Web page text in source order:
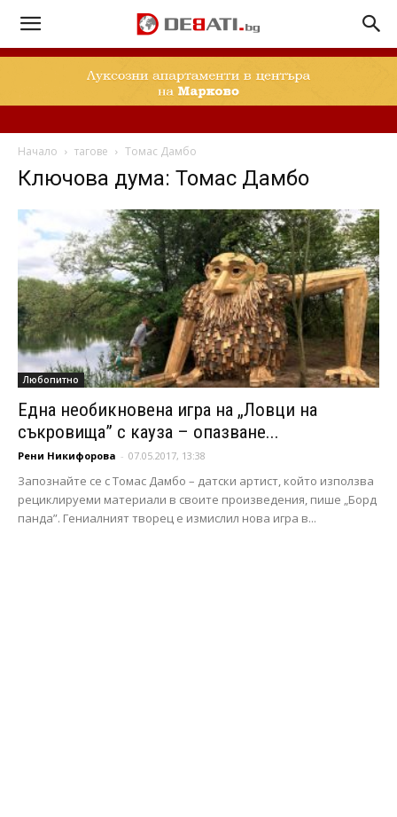
Начало тагове Томас Дамбо
Ключова дума: Томас Дамбо
Любопитно
Една необикновена игра на „Ловци на
съкровища” с кауза – опазване...
Рени Никифорова - 07.05.2017, 13:38
Запознайте се с Томас Дамбо – датски артист, който използва
рециклируеми материали в своите произведения, пише „Борд
панда”. Гениалният творец е измислил нова игра в...